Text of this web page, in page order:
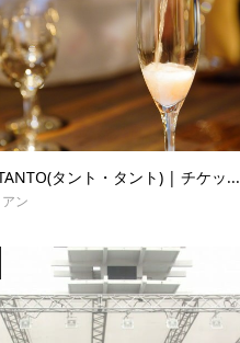
タント・タント) | チケッ...
ン